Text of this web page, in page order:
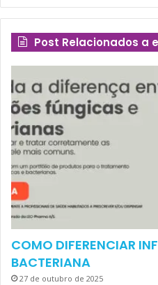
Post Relacionados a
COMO DIFERENCIAR
BACTERIANA
27 de outubro de 2025